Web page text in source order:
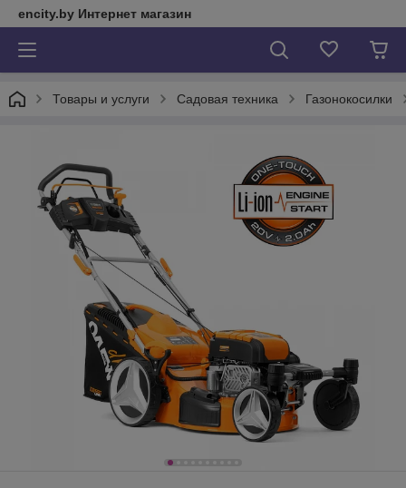
encity.by Интернет магазин
Товары и услуги Садовая техника Газонокосилки